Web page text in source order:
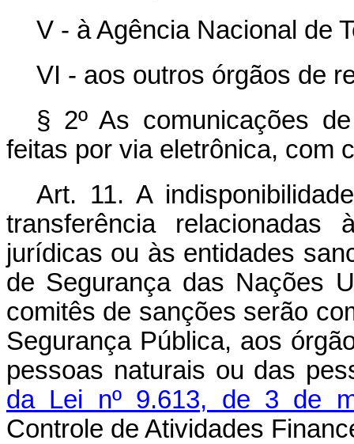
V - à Agência Nacional de
VI - aos outros órgãos de
§ 2º As comunicações
feitas por via eletrônica, com
Art. 11. A
transferência
jurídicas ou às entidades
de Segurança das Nações
comitês de sanções serão
Segurança Pública, aos
pessoas naturais ou das
da Lei nº 9.613, de 3 de
Controle de Atividades